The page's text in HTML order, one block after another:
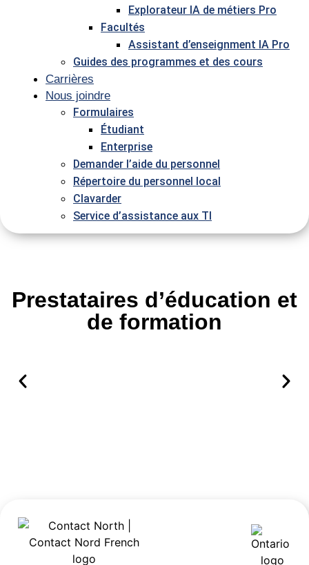
Explorateur IA de métiers Pro
Facultés
Assistant d’enseignment IA Pro
Guides des programmes et des cours
Carrières
Nous joindre
Formulaires
Étudiant
Enterprise
Demander l’aide du personnel
Répertoire du personnel local
Clavarder
Service d’assistance aux TI
Prestataires d’éducation et
de formation